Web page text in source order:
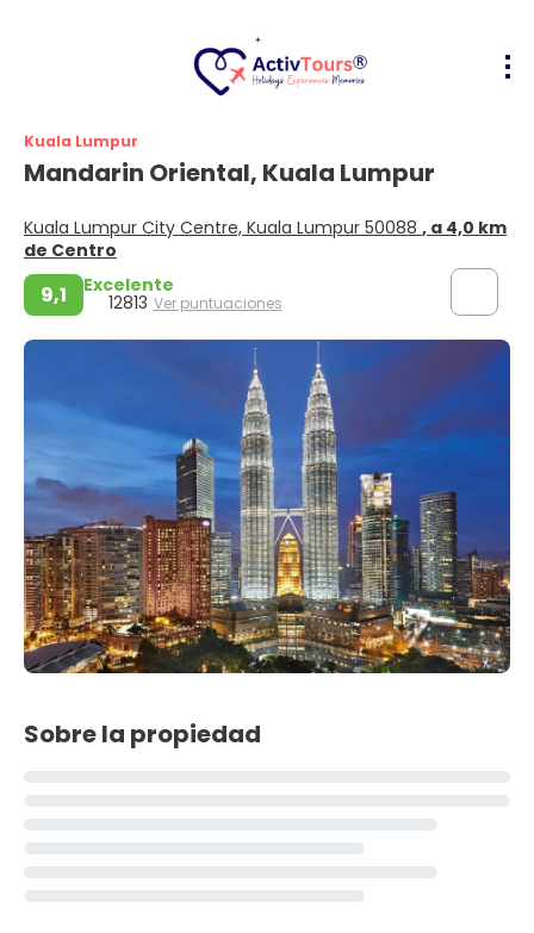
Kuala Lumpur
Mandarin Oriental, Kuala Lumpur
Kuala Lumpur City Centre, Kuala Lumpur 50088 , a 4,0 km
de Centro
9,1 Excelente
12813 Ver puntuaciones
Sobre la propiedad